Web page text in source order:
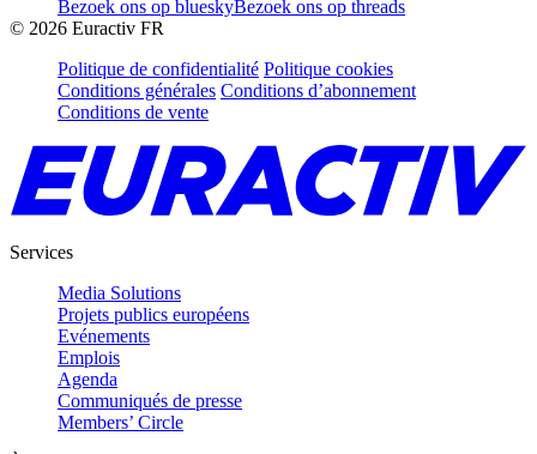
Bezoek ons op blueskyBezoek ons op threads
© 2026 Euractiv FR
Politique de confidentialité Politique cookies
Conditions générales Conditions d’abonnement
Conditions de vente
Services
Media Solutions
Projets publics européens
Evénements
Emplois
Agenda
Communiqués de presse
Members’ Circle